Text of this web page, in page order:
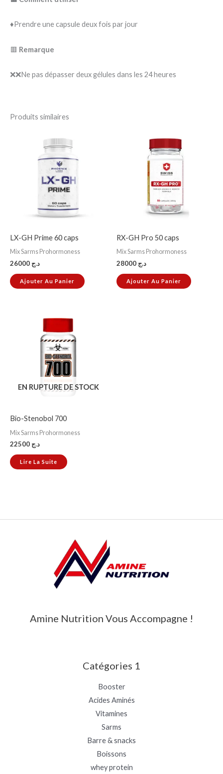
♦️Prendre une capsule deux fois par jour
🟥 Remarque
❌❌Ne pas dépasser deux gélules dans les 24 heures
Produits similaires
LX-GH Prime 60 caps
Mix Sarms Prohormoness
د.ج
Ajouter Au Panier
RX-GH Pro 50 caps
Mix Sarms Prohormoness
د.ج
Ajouter Au Panier
EN RUPTURE DE STOCK
Bio-Stenobol 700
Mix Sarms Prohormoness
د.ج
Lire La Suite
Amine Nutrition Vous Accompagne !
Catégories 1
Booster
Acides Aminés
Vitamines
Sarms
Barre & snacks
Boissons
whey protein